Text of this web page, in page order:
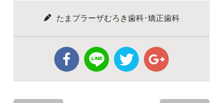
たまプラーザむろき歯科･矯正歯科